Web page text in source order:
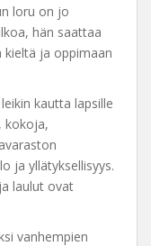
loru on jo
hän saattaa
ja oppimaan
kautta lapsille
kokoja,
ja yllätyksellisyys.
laulut ovat
vanhempien